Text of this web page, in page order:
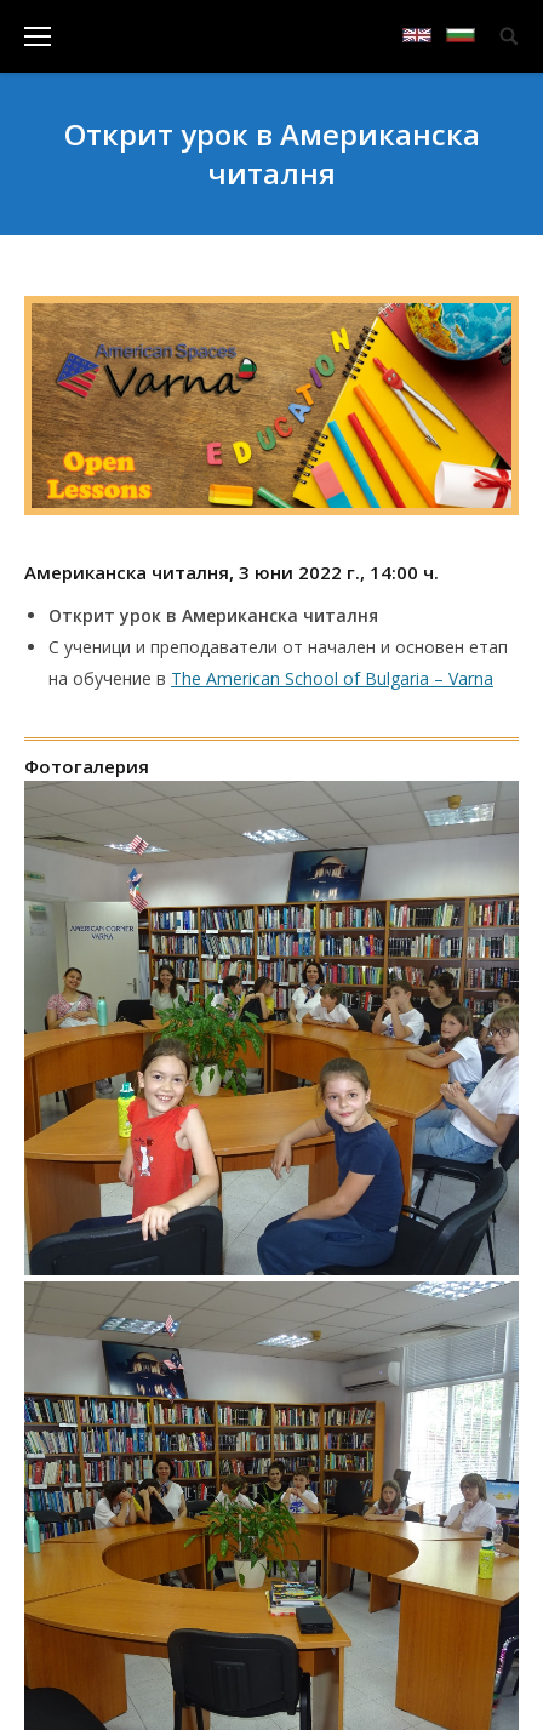
Открит урок в Американска
читалня
Американска читалня, 3 юни 2022 г., 14:00 ч.
Открит урок в Американска читалня
С ученици и преподаватели от начален и основен етап
на обучение в The American School of Bulgaria – Varna
Фотогалерия